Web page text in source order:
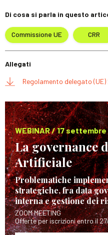
Di cosa si parla in questo
Commissione UE CRR
Allegati
Regolamento delegato
WEBINAR / 17 settembre
La governance
Artificiale
Problematiche
strategiche, fra data
interna e gestione dei
ZOOM MEETING
Offerte per iscrizioni entro il